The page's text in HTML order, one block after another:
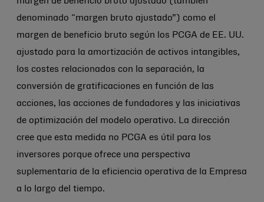
denominado “margen bruto ajustado”) como el
margen de beneficio bruto según los PCGA de EE. UU.
ajustado para la amortización de activos intangibles,
los costes relacionados con la separación, la
conversión de gratificaciones en función de las
acciones, las acciones de fundadores y las iniciativas
de optimización del modelo operativo. La dirección
cree que esta medida no PCGA es útil para los
inversores porque ofrece una perspectiva
suplementaria de la eficiencia operativa de la Empresa
a lo largo del tiempo.